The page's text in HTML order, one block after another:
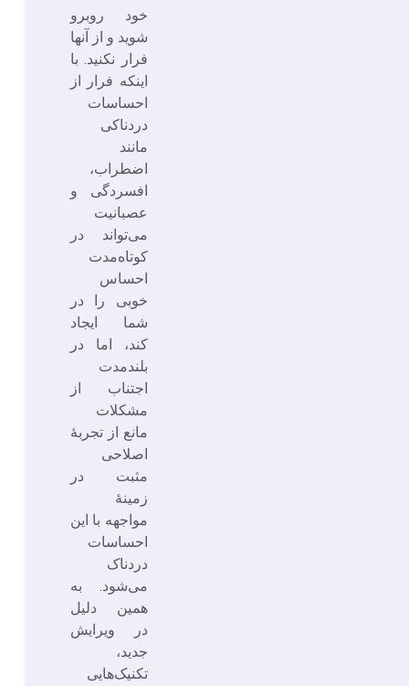
خود روبرو
شوید و از آنها
فرار نکنید. با
اینکه فرار از
احساسات
دردناکی
مانند
اضطراب،
افسردگی و
عصبانیت
می‌تواند در
کوتاه‌مدت
احساس
خوبی را در
شما ایجاد
کند، اما در
بلندمدت
اجتناب از
مشکلات
مانع از تجربۀ
اصلاحی
مثبت در
زمینۀ
مواجهه با این
احساسات
دردناک
می‌شود. به
همین دلیل
در ویرایش
جدید،
تکنیک‌هایی